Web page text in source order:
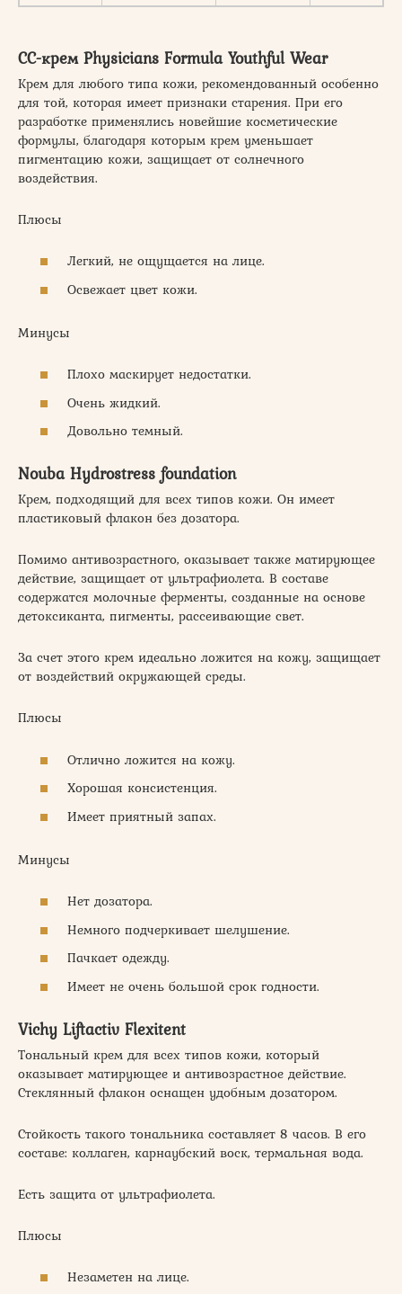
СС-крем Physicians Formula Youthful Wear
Крем для любого типа кожи, рекомендованный особенно
для той, которая имеет признаки старения. При его
разработке применялись новейшие косметические
формулы, благодаря которым крем уменьшает
пигментацию кожи, защищает от солнечного
воздействия.
Плюсы
Легкий, не ощущается на лице.
Освежает цвет кожи.
Минусы
Плохо маскирует недостатки.
Очень жидкий.
Довольно темный.
Nouba Hydrostress foundation
Крем, подходящий для всех типов кожи. Он имеет
пластиковый флакон без дозатора.
Помимо антивозрастного, оказывает также матирующее
действие, защищает от ультрафиолета. В составе
содержатся молочные ферменты, созданные на основе
детоксиканта, пигменты, рассеивающие свет.
За счет этого крем идеально ложится на кожу, защищает
от воздействий окружающей среды.
Плюсы
Отлично ложится на кожу.
Хорошая консистенция.
Имеет приятный запах.
Минусы
Нет дозатора.
Немного подчеркивает шелушение.
Пачкает одежду.
Имеет не очень большой срок годности.
Vichy Liftactiv Flexitent
Тональный крем для всех типов кожи, который
оказывает матирующее и антивозрастное действие.
Стеклянный флакон оснащен удобным дозатором.
Стойкость такого тональника составляет 8 часов. В его
составе: коллаген, карнаубский воск, термальная вода.
Есть защита от ультрафиолета.
Плюсы
Незаметен на лице.